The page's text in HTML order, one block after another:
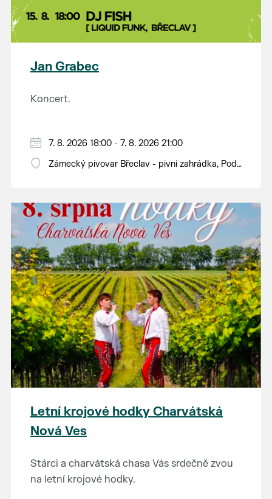
Jan Grabec
Koncert.
7. 8. 2026 18:00 - 7. 8. 2026 21:00
Zámecký pivovar Břeclav - pivní zahrádka, Pod
Letní krojové hodky Charvátská
Nová Ves
Stárci a charvátská chasa Vás srdečně zvou
na letní krojové hodky.